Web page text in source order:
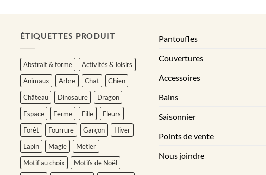
ÉTIQUETTES PRODUIT
Abstrait & forme
Activités & loisirs
Animaux
Arbre Chat
Chien
Château
Dinosaure
Dragon
Espace
Ferme Fille
Fleurs
Forêt
Fourrure Garçon
Hiver
Lapin
Magie
Metier
Motif au choix
Motifs de Noël
Pantoufles
Couvertures
Accessoires
Bains
Saisonnier
Points de vente
Nous joindre